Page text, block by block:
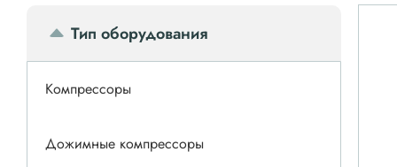
Тип оборудования
Компрессоры
Дожимные компрессоры